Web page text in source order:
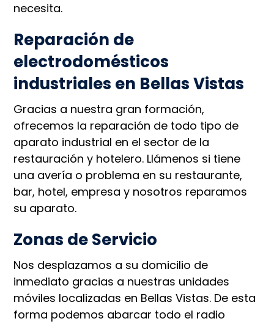
necesita.
Reparación de
electrodomésticos
industriales en Bellas Vistas
Gracias a nuestra gran formación,
ofrecemos la reparación de todo tipo de
aparato industrial en el sector de la
restauración y hotelero. Llámenos si tiene
una avería o problema en su restaurante,
bar, hotel, empresa y nosotros reparamos
su aparato.
Zonas de Servicio
Nos desplazamos a su domicilio de
inmediato gracias a nuestras unidades
móviles localizadas en Bellas Vistas. De esta
forma podemos abarcar todo el radio